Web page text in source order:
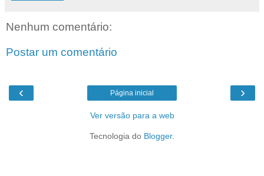
Nenhum comentário:
Postar um comentário
‹ ›
Página inicial
Ver versão para a web
Tecnologia do Blogger.